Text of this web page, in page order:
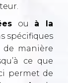
.
ou à la
spécifiques
de manière
ce que
permet de